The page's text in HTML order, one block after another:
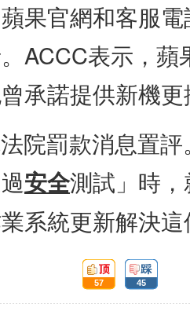
果官網和客服
ACCC表示，蘋
承諾提供新機
院罰款消息置
安全測試」時
系統更新解決
頂:
57
踩:
45